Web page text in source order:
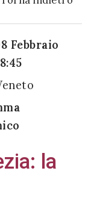
Febbraio
la